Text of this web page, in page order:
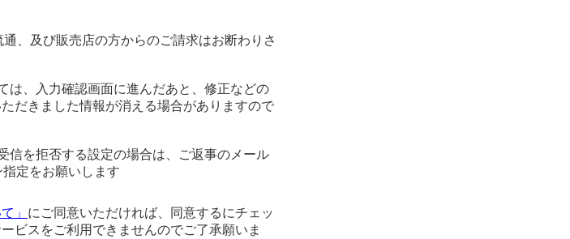
、及び販売店の方からのご請求はお断わりさ
は、入力確認画面に進んだあと、修正などの
だきました情報が消える場合がありますので
信を拒否する設定の場合は、ご返事のメール
定をお願いします
」 にご同意いただければ、同意するにチェッ
ビスをご利用できませんのでご了承願いま